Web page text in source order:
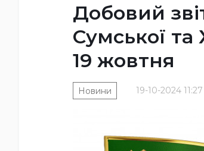
Добовий
Сумської та
19 жовтня
19-10-2024 11:27
Новини